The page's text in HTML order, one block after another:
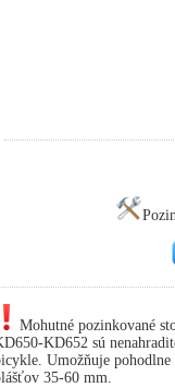
Mohutné pozinkované
KD652 sú
Umožňuje
35-60 mm.